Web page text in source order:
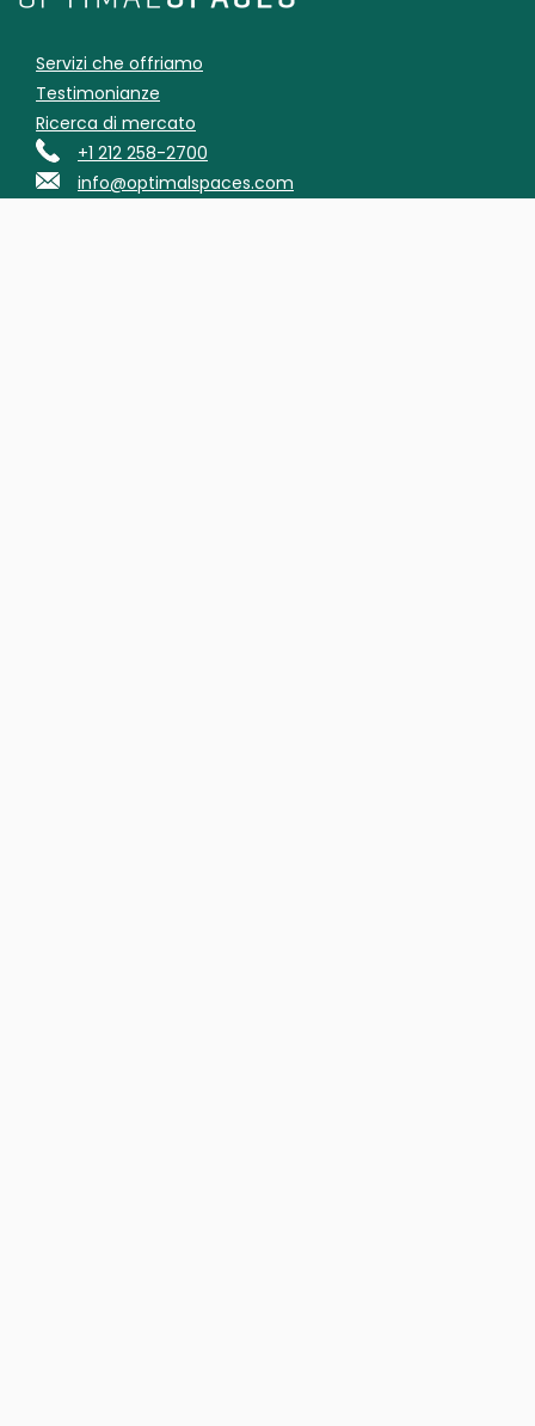
Servizi che offriamo
Testimonianze
Ricerca di mercato
+1 212 258-2700
info@optimalspaces.com